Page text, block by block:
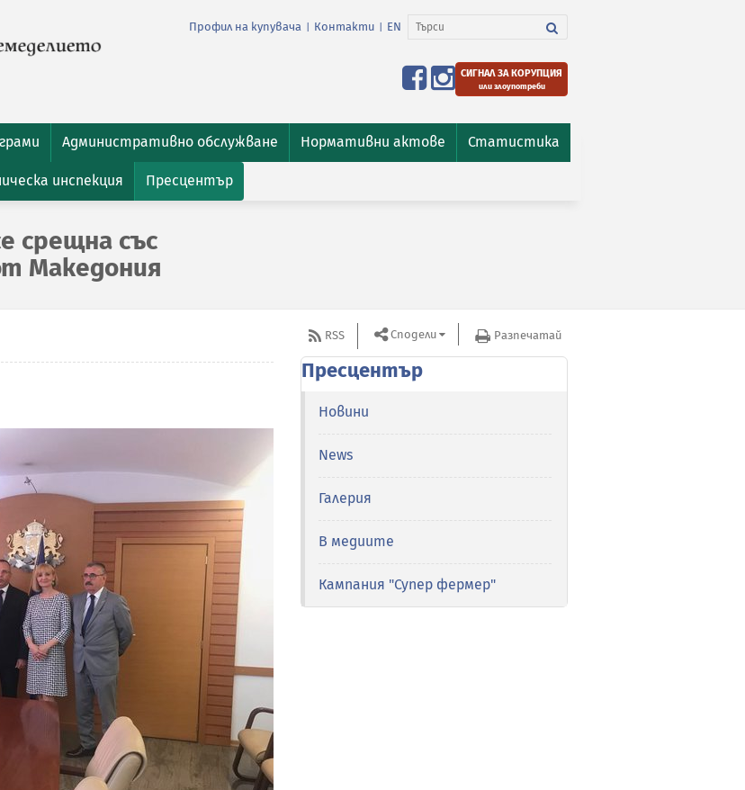
Профил на купувача Контакти EN
СИГНАЛ ЗА КОРУПЦИЯ
или злоупотреби
Административно обслужване Нормативни актове Статистика
инспекция Пресцентър
срещна със
Македония
RSS Сподели Разпечатай
Пресцентър
Новини
News
Галерия
В медиите
Кампания "Супер фермер"